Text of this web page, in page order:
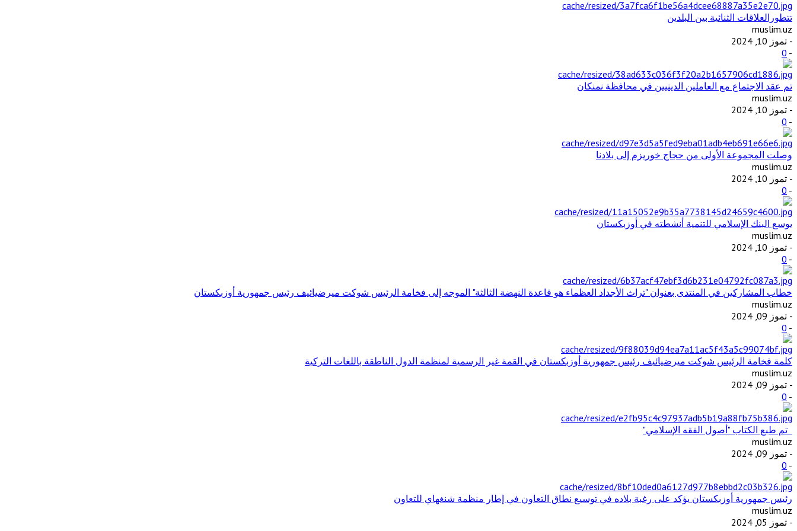
تتطورالعلاقات الثنائية بين البلدين
muslim.uz
- تموز 10, 2024
-
0
تم عقد الاجتماع مع العاملين الدينيين في محافظة نمنكان
muslim.uz
- تموز 10, 2024
-
0
وصلت المجموعة الأولى من حجاج خوريزم إلى بلادنا
muslim.uz
- تموز 10, 2024
-
0
يوسع البنك الإسلامي للتنمية أنشطته في أوزبكستان
muslim.uz
- تموز 10, 2024
-
0
خطاب المشاركين في المنتدى بعنوان "تراث الأجداد العظماء هو قاعدة النهضة الثالثة" الموجه إلى فخامة الرئيس شوكت ميرضيائيف رئيس جمهورية أوزبكستان
muslim.uz
- تموز 09, 2024
-
0
كلمة فخامة الرئيس شوكت ميرضيائيف رئيس جمهورية أوزبكستان في القمة غير الرسمية لمنظمة الدول الناطقة باللغات التركية
muslim.uz
- تموز 09, 2024
-
0
تم طبع الكتاب "أصول الفقه الإسلامي"
muslim.uz
- تموز 09, 2024
-
0
رئيس جمهورية أوزبكستان يؤكد على رغبة بلاده في توسيع نطاق التعاون في إطار منظمة شنغهاي للتعاون
muslim.uz
- تموز 05, 2024